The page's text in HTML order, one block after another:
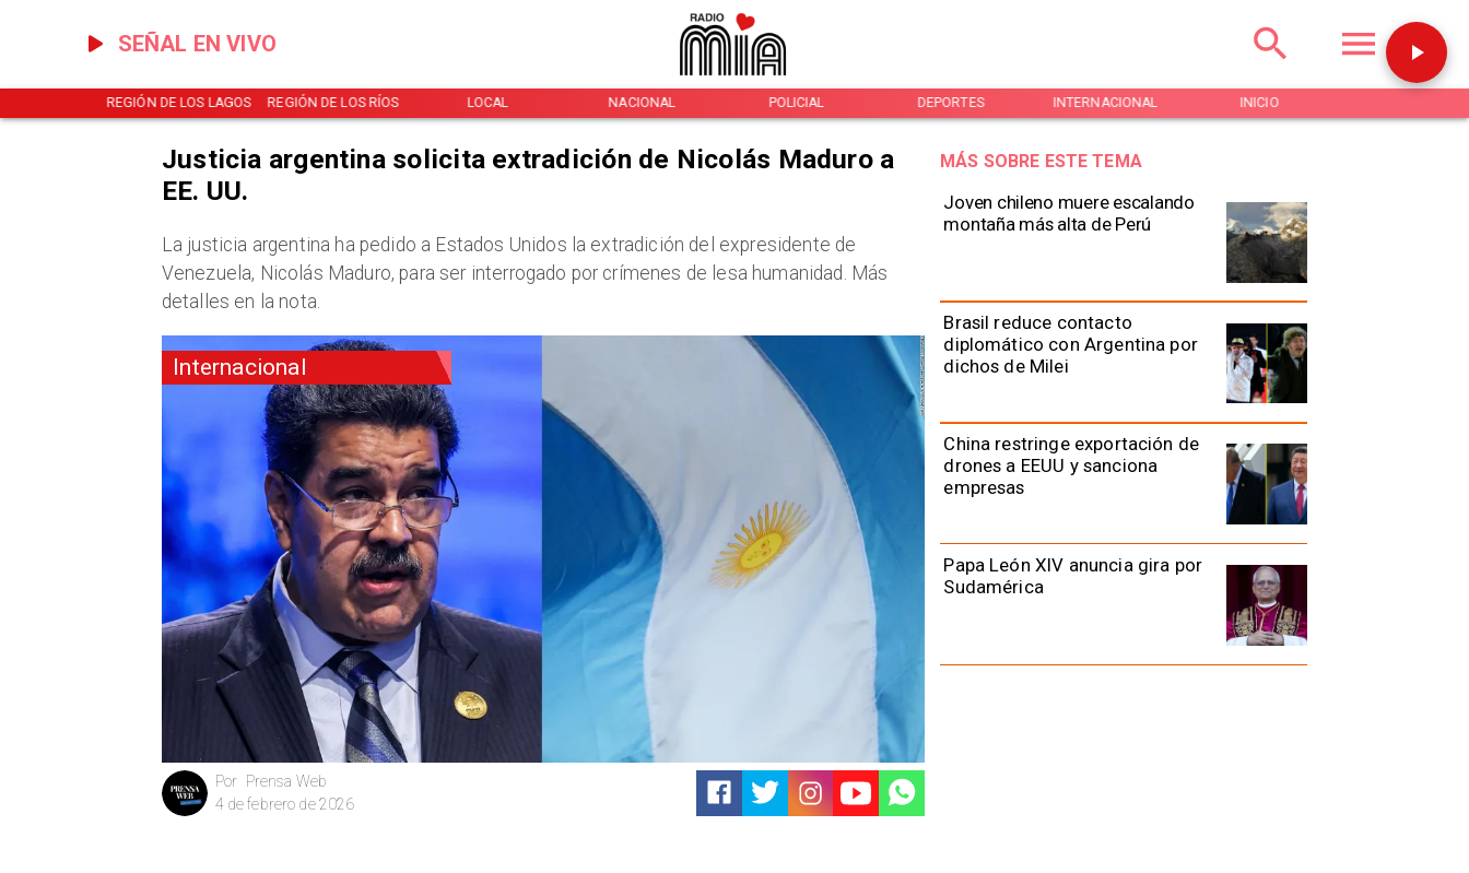
SEÑAL EN VIVO
REGIÓN DE LOS LAGOS REGIÓN DE LOS RÍOS LOCAL NACIONAL POLICIAL DEPORTES INTERNACIONAL INICIO
Internacional
Prensa Web
Por
4 de febrero de 2026
Joven chileno muere escalando
montaña más alta de Perú
Brasil reduce contacto
diplomático con Argentina por
dichos de Milei
China restringe exportación de
drones a EEUU y sanciona
empresas
Papa León XIV anuncia gira por
Sudamérica
MÁS SOBRE ESTE TEMA
Justicia argentina solicita extradición de Nicolás Maduro a
EE. UU.
La justicia argentina ha pedido a Estados Unidos la extradición del expresidente de
Venezuela, Nicolás Maduro, para ser interrogado por crímenes de lesa humanidad. Más
detalles en la nota.